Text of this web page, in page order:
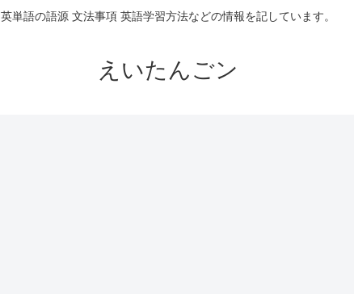
英単語の語源 文法事項 英語学習方法などの情報を記しています。
えいたんごン